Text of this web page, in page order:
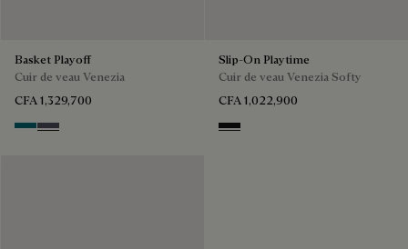
Basket Playoff
Cuir de veau Venezia
CFA 1,329,700
NebulosaNero Sfumato
Slip-On Playtime
Cuir de veau Venezia Softy
CFA 1,022,900
Nero Grigio